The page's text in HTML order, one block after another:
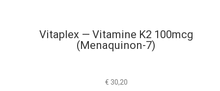
Vitaplex — Vitamine K2 100mcg
(Menaquinon-7)
€ 30,20